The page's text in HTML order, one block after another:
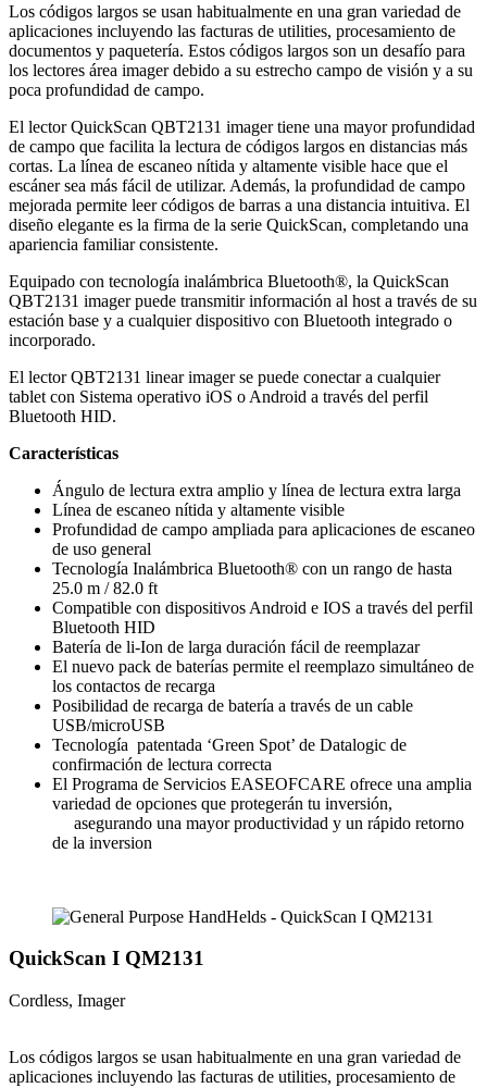
Los códigos largos se usan habitualmente en una gran variedad de
aplicaciones incluyendo las facturas de utilities, procesamiento de
documentos y paquetería. Estos códigos largos son un desafío para
los lectores área imager debido a su estrecho campo de visión y a su
poca profundidad de campo.
El lector QuickScan QBT2131 imager tiene una mayor profundidad
de campo que facilita la lectura de códigos largos en distancias más
cortas. La línea de escaneo nítida y altamente visible hace que el
escáner sea más fácil de utilizar. Además, la profundidad de campo
mejorada permite leer códigos de barras a una distancia intuitiva. El
diseño elegante es la firma de la serie QuickScan, completando una
apariencia familiar consistente.
Equipado con tecnología inalámbrica Bluetooth®, la QuickScan
QBT2131 imager puede transmitir información al host a través de su
estación base y a cualquier dispositivo con Bluetooth integrado o
incorporado.
El lector QBT2131 linear imager se puede conectar a cualquier
tablet con Sistema operativo iOS o Android a través del perfil
Bluetooth HID.
Características
Ángulo de lectura extra amplio y línea de lectura extra larga
Línea de escaneo nítida y altamente visible
Profundidad de campo ampliada para aplicaciones de escaneo
de uso general
Tecnología Inalámbrica Bluetooth® con un rango de hasta
25.0 m / 82.0 ft
Compatible con dispositivos Android e IOS a través del perfil
Bluetooth HID
Batería de li-Ion de larga duración fácil de reemplazar
El nuevo pack de baterías permite el reemplazo simultáneo de
los contactos de recarga
Posibilidad de recarga de batería a través de un cable
USB/microUSB
Tecnología patentada ‘Green Spot’ de Datalogic de
confirmación de lectura correcta
El Programa de Servicios EASEOFCARE ofrece una amplia
variedad de opciones que protegerán tu inversión,
asegurando una mayor productividad y un rápido retorno
de la inversion
QuickScan I QM2131
Cordless, Imager
Los códigos largos se usan habitualmente en una gran variedad de
aplicaciones incluyendo las facturas de utilities, procesamiento de